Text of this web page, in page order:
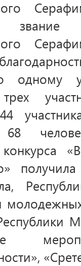
звание
одному
68
конкурса